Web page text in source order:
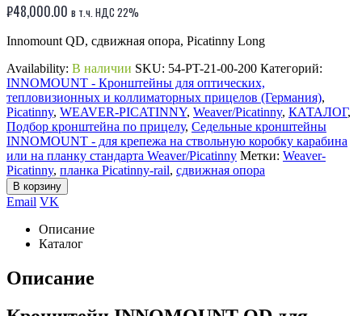
₽48,000.00 в т.ч. НДС 22%
Innomount QD, сдвижная опора, Picatinny Long
Availability: В наличии SKU: 54-PT-21-00-200 Категорий:
INNOMOUNT - Кронштейны для оптических,
тепловизионных и коллиматорных прицелов (Германия),
Picatinny, WEAVER-PICATINNY, Weaver/Picatinny, КАТАЛОГ,
Подбор кронштейна по прицелу, Седельные кронштейны
INNOMOUNT - для крепежа на ствольную коробку карабина
или на планку стандарта Weaver/Picatinny Метки: Weaver-
Picatinny, планка Picatinny-rail, сдвижная опора
В корзину
Email VK
Описание
Каталог
Описание